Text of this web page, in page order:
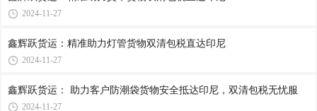
2024-11-27
鑫辉跃货运：精准助力灯管货物双清包税直达印尼
2024-11-27
鑫辉跃货运： 助力客户防潮袋货物安全抵达印尼，双清包税无忧服
2024-11-27